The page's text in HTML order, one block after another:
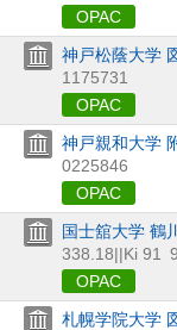
OPAC
神戸松蔭大学
1175731
OPAC
神戸親和大学
0225846
OPAC
国士舘大学 鶴
338.18||Ki 91
OPAC
札幌学院大学